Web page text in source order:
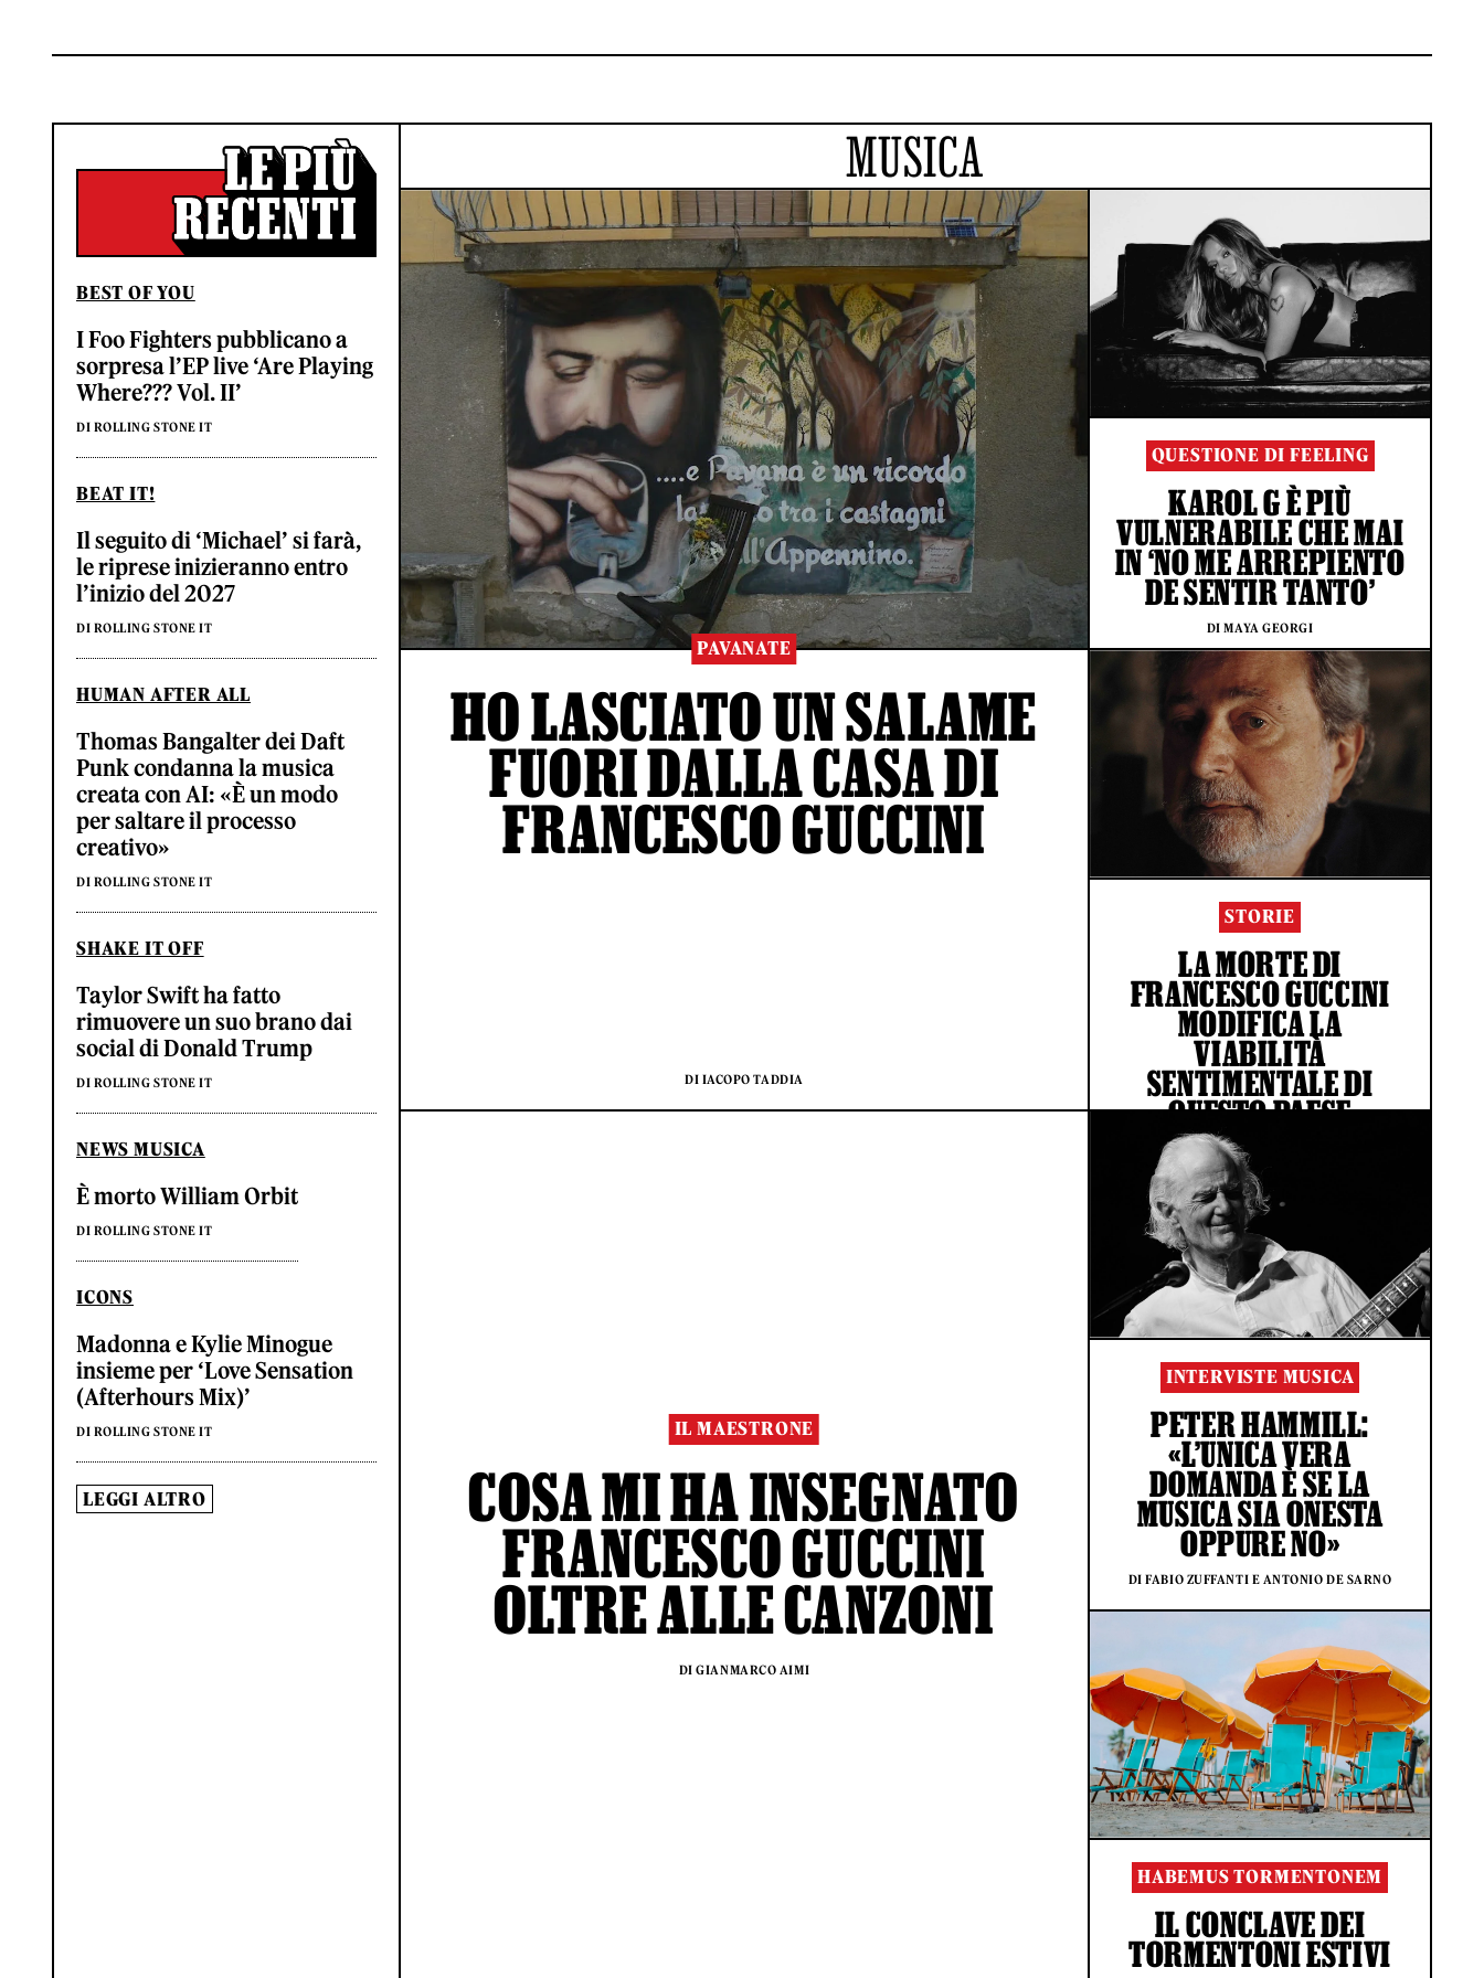
BEST OF YOU
I Foo Fighters pubblicano a
sorpresa l’EP live ‘Are Playing
Where??? Vol. II’
DI ROLLING STONE IT
BEAT IT!
Il seguito di ‘Michael’ si farà,
le riprese inizieranno entro
l’inizio del 2027
DI ROLLING STONE IT
HUMAN AFTER ALL
Thomas Bangalter dei Daft
Punk condanna la musica
creata con AI: «È un modo
per saltare il processo
creativo»
DI ROLLING STONE IT
SHAKE IT OFF
Taylor Swift ha fatto
rimuovere un suo brano dai
social di Donald Trump
DI ROLLING STONE IT
NEWS MUSICA
È morto William Orbit
DI ROLLING STONE IT
ICONS
Madonna e Kylie Minogue
insieme per ‘Love Sensation
(Afterhours Mix)’
DI ROLLING STONE IT
LEGGI ALTRO
MUSICA
PAVANATE
HO LASCIATO UN SALAME
FUORI DALLA CASA DI
FRANCESCO GUCCINI
DI IACOPO TADDIA
QUESTIONE DI FEELING
KAROL G È PIÙ
VULNERABILE CHE MAI
IN ‘NO ME ARREPIENTO
DE SENTIR TANTO’
DI MAYA GEORGI
STORIE
LA MORTE DI
FRANCESCO GUCCINI
MODIFICA LA
VIABILITÀ
SENTIMENTALE DI
QUESTO PAESE
DI GIOVANNI DE STEFANO
IL MAESTRONE
COSA MI HA INSEGNATO
FRANCESCO GUCCINI
OLTRE ALLE CANZONI
DI GIANMARCO AIMI
INTERVISTE MUSICA
PETER HAMMILL:
«L’UNICA VERA
DOMANDA È SE LA
MUSICA SIA ONESTA
OPPURE NO»
DI FABIO ZUFFANTI E ANTONIO DE SARNO
HABEMUS TORMENTONEM
IL CONCLAVE DEI
TORMENTONI ESTIVI